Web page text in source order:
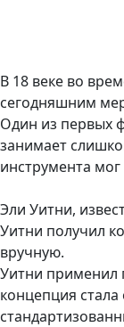
В 18 веке во
сегодняшним
Один из первых
занимает
инструмента
Эли Уитни,
Уитни получил
вручную.
Уитни применил
концепция